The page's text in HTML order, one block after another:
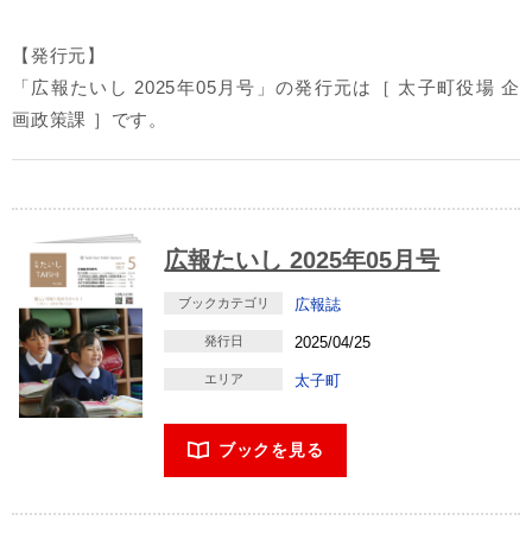
【発行元】
「広報たいし 2025年05月号」の発行元は［ 太子町役場 企
画政策課 ］です。
広報たいし 2025年05月号
ブックカテゴリ 広報誌
発行日 2025/04/25
エリア 太子町
ブックを見る